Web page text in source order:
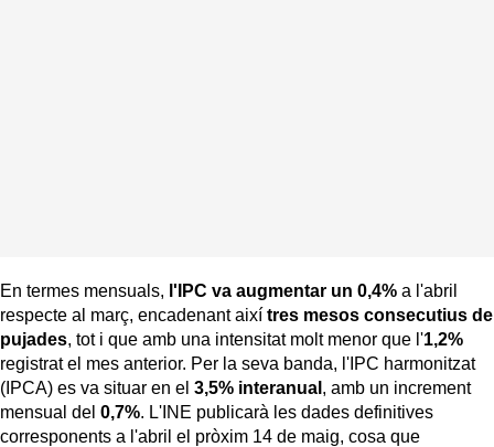
En termes mensuals, l'IPC va augmentar un 0,4% a l'abril
respecte al març, encadenant així tres mesos consecutius de
pujades, tot i que amb una intensitat molt menor que l'1,2%
registrat el mes anterior. Per la seva banda, l'IPC harmonitzat
(IPCA) es va situar en el 3,5% interanual , amb un increment
mensual del 0,7%. L'INE publicarà les dades definitives
corresponents a l'abril el pròxim 14 de maig, cosa que